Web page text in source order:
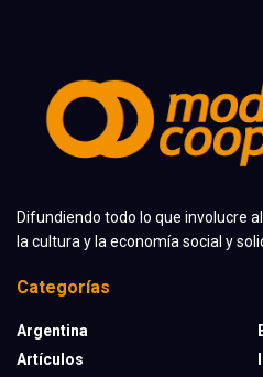
Difundiendo todo lo que involucre
la cultura y la economía social y
Categorías
Argentina
Artículos